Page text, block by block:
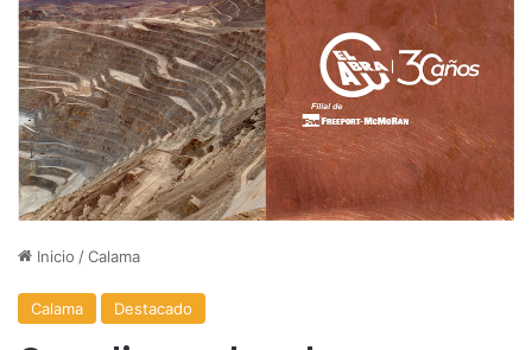
Inicio /Calama
Calama Destacado